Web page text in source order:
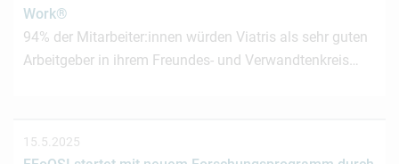
Work®
94% der Mitarbeiter:innen würden Viatris als sehr guten
Arbeitgeber in ihrem Freundes- und Verwandtenkreis…
15.5.2025